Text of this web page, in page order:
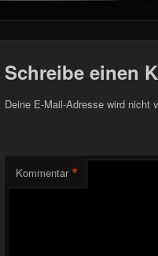
Schreibe einen
Deine E-Mail-Adresse wird nicht
Kommentar *